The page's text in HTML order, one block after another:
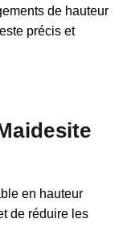
de hauteur
précis et
en hauteur
de réduire les